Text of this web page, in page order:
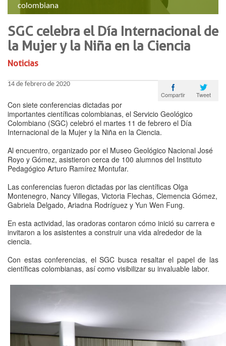
colombiana
SGC celebra el Día Internacional de
la Mujer y la Niña en la Ciencia
Noticias
14 de febrero de 2020
Tweet
Compartir
Con siete conferencias dictadas por
importantes científicas colombianas, el Servicio Geológico
Colombiano (SGC) celebró el martes 11 de febrero el Día
Internacional de la Mujer y la Niña en la Ciencia.
Al encuentro, organizado por el Museo Geológico Nacional José
Royo y Gómez, asistieron cerca de 100 alumnos del Instituto
Pedagógico Arturo Ramírez Montufar.
Las conferencias fueron dictadas por las científicas Olga
Montenegro, Nancy Villegas, Victoria Flechas, Clemencia Gómez,
Gabriela Delgado, Ariadna Rodríguez y Yun Wen Fung.
En esta actividad, las oradoras contaron cómo inició su carrera e
invitaron a los asistentes a construir una vida alrededor de la
ciencia.
Con estas conferencias, el SGC busca resaltar el papel de las
científicas colombianas, así como visibilizar su invaluable labor.